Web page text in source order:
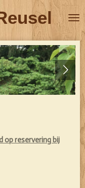
op reservering bij